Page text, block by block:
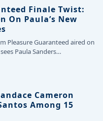
Finale Twist:
On Paula’s New
Pleasure Guaranteed aired on
Paula Sanders…
Cameron
Among 15